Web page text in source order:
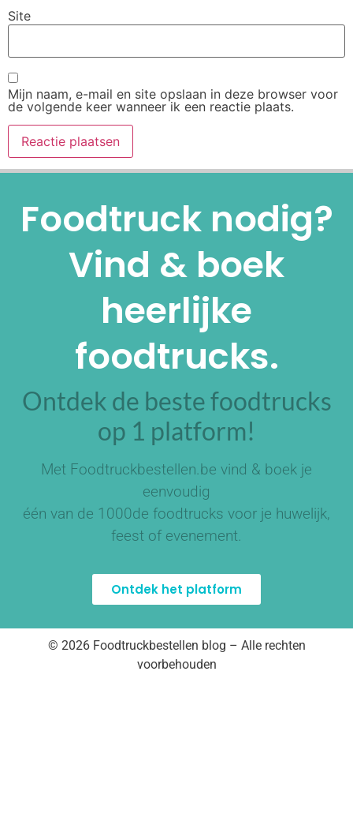
Site
Mijn naam, e-mail en site opslaan in deze browser voor
de volgende keer wanneer ik een reactie plaats.
Foodtruck nodig?
Vind & boek
heerlijke
foodtrucks.
Ontdek de beste foodtrucks
op 1 platform!
Met Foodtruckbestellen.be vind & boek je
eenvoudig
één van de 1000de foodtrucks voor je huwelijk,
feest of evenement.
Ontdek het platform
© 2026 Foodtruckbestellen blog – Alle rechten
voorbehouden